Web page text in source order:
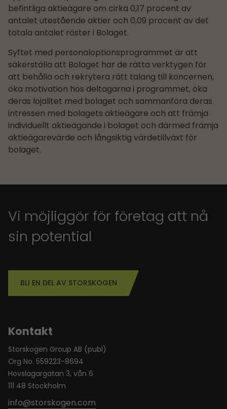
befintliga aktieägare om cirka 0,17 procent av
antalet utestående aktier och 0,09 procent av det
totala antalet röster i Bolaget.
Syftet med personaloptionsprogrammet är att
säkerställa att Bolaget har de rätta verktygen för
att behålla och rekrytera rätt talang till koncernen,
öka motivation hos deltagarna i programmet, öka
deras lojalitet med bolaget och sammanföra deras
intressen med bolagets aktieägare och att främja
individuellt aktieägande i bolaget och därmed främja
aktieägarevärde och långsiktig värdetillväxt för
bolaget.
Vi möjliggör för företag att nå
sin potential
BLI EN DEL AV STORSKOGEN
Kontakt
Storskogen Group AB (publ)
Org No. 559223-8694
Hovslagargatan 3, vån 6
111 48 Stockholm
info@storskogen.com